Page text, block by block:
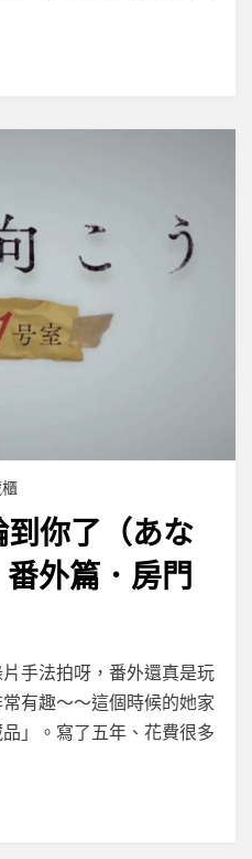
你了（あな
外篇．房門
手法拍呀，番外還真是玩
有趣～～這個時候的她家
」。寫了五年、花費很多